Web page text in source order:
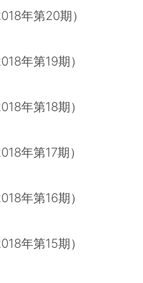
年第20期）
年第19期）
年第18期）
年第17期）
年第16期）
年第15期）